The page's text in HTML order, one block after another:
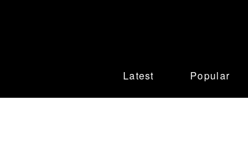
Latest Popular